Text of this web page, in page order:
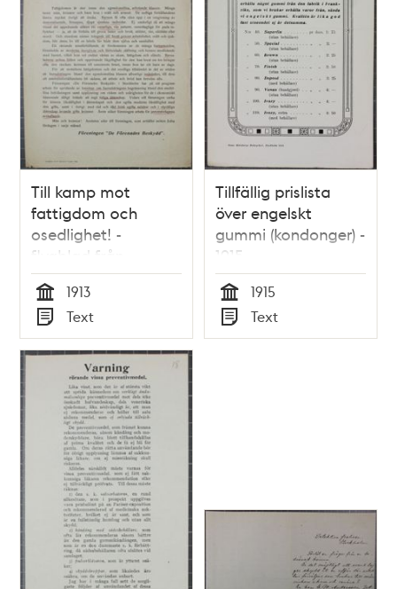
Till kamp mot
fattigdom och
osedlighet! -
flygblad från
Föreningen De
Förenades Beskydd
1913
Tid
1913
Typ
Text
Tillfällig prislista
över engelskt
gummi (kondonger) -
1915
Tid
1915
Typ
Text